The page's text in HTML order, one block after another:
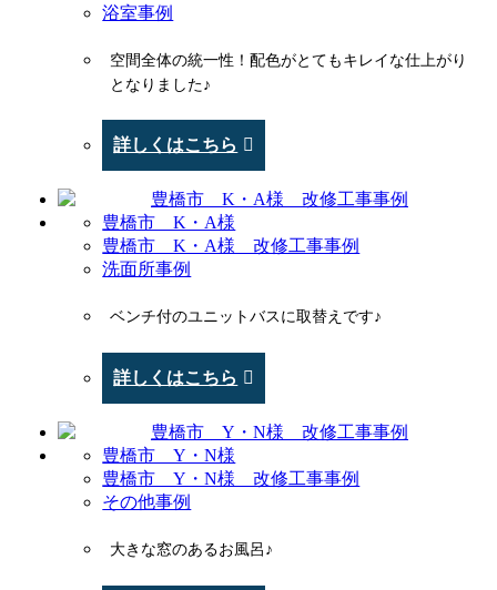
浴室事例
空間全体の統一性！配色がとてもキレイな仕上がり
となりました♪
詳しくはこちら
豊橋市 K・A様
豊橋市 K・A様 改修工事事例
洗面所事例
ベンチ付のユニットバスに取替えです♪
詳しくはこちら
豊橋市 Y・N様
豊橋市 Y・N様 改修工事事例
その他事例
大きな窓のあるお風呂♪